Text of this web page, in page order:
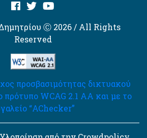
Ⓒ 2026 / All Rights
Reserved
προσβασιμότητας δικτυακού
πρότυπο WCAG 2.1 AA και με το
“AChecker”